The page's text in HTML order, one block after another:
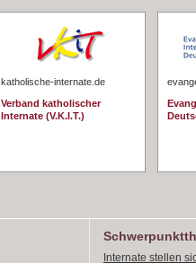
katholische-internate.de
Verband katholischer
Internate (V.K.I.T.)
Internate stellen